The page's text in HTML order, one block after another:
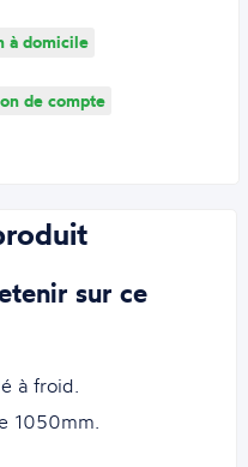
à domicile
de compte
sur ce
à froid.
1050mm.